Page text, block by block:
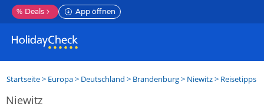
% Deals App öffnen
Startseite> Europa> Deutschland > Brandenburg> Niewitz> Reisetipps
Niewitz